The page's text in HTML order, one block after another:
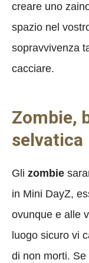
creare uno
spazio nel
sopravvivenza
cacciare.
Zombie,
selvatica
Gli zombie
in Mini DayZ,
ovunque e alle
luogo sicuro vi
di non morti.